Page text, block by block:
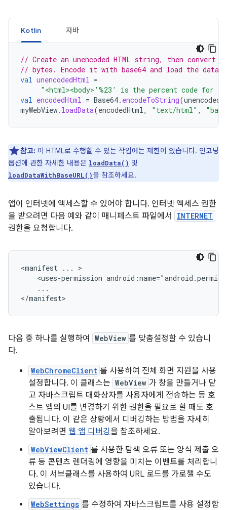
Kotlin 자바
// Create an unencoded HTML string, then convert
// bytes. Encode it with base64 and load the data.
val unencodedHtml =
"<html><body>'%23' is the percent code for
val encodedHtml = Base64. encodeToString(
myWebView. loadData(encodedHtml, "text/html" ,
참고: 이 HTML로 수행할 수 있는 작업에는 제한이 있습니다. 인코딩
옵션에 관한 자세한 내용은 loadData() 및
loadDataWithBaseURL()을 참조하세요.
앱이 인터넷에 액세스할 수 있어야 합니다. 인터넷 액세스 권한
을 받으려면 다음 예와 같이 매니페스트 파일에서
INTERNET
권한을 요청합니다.
<manifest ...
<uses-permission
...
</manifest>
다음 중 하나를 실행하여 WebView 를 맞춤설정할 수 있습니
다.
WebChromeClient 를 사용하여 전체 화면 지원을 사용
설정합니다. 이 클래스는 WebView 가 창을 만들거나 닫
고 자바스크립트 대화상자를 사용자에게 전송하는 등 호
스트 앱의 UI를 변경하기 위한 권한을 필요로 할 때도 호
출됩니다. 이 같은 상황에서 디버깅하는 방법을 자세히
알아보려면 웹 앱 디버깅을 참조하세요.
WebViewClient 를 사용한 탐색 오류 또는 양식 제출 오
류 등 콘텐츠 렌더링에 영향을 미치는 이벤트를 처리합니
다. 이 서브클래스를 사용하여 URL 로드를 가로챌 수도
있습니다.
WebSettings 를 수정하여 자바스크립트를 사용 설정합